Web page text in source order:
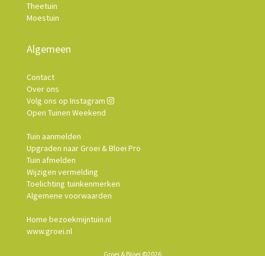
Theetuin
Moestuin
Algemeen
Contact
Over ons
Volg ons op Instagram
Open Tuinen Weekend
Tuin aanmelden
Upgraden naar Groei & Bloei Pro
Tuin afmelden
Wijzigen vermelding
Toelichting tuinkenmerken
Algemene voorwaarden
Home bezoekmijntuin.nl
www.groei.nl
Groei & Bloei ©2026